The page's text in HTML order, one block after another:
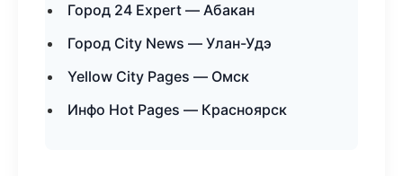
Город 24 Expert — Абакан
Город City News — Улан-Удэ
Yellow City Pages — Омск
Инфо Hot Pages — Красноярск